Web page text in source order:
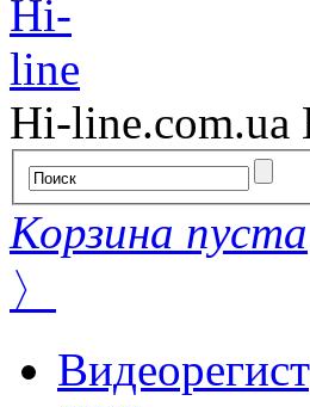
Hi-line.com.ua
Корзина пуста
〉